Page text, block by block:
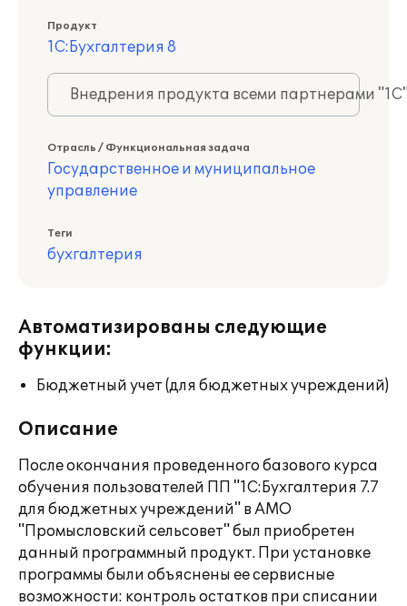
Продукт
1С:Бухгалтерия 8
Внедрения продукта всеми партнерами
Отрасль / Функциональная задача
Государственное и муниципальное
управление
Теги
бухгалтерия
Автоматизированы следующие
функции:
Бюджетный учет (для бюджетных учреждений)
Описание
После окончания проведенного базового курса
обучения пользователей ПП "1С:Бухгалтерия 7.7
для бюджетных учреждений" в АМО
"Промысловский сельсовет" был приобретен
данный программный продукт. При установке
программы были объяснены ее сервисные
возможности: контроль остатков при списании